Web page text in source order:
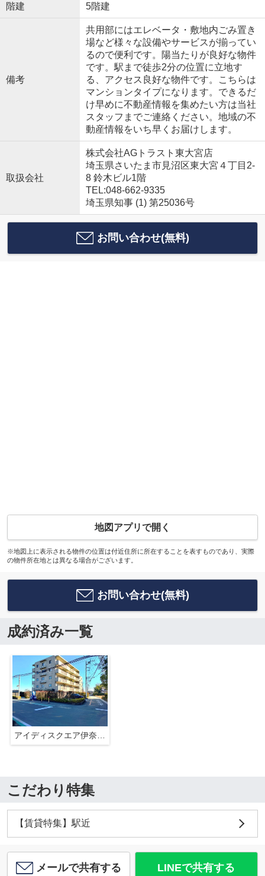
階建 5階建
備考
共用部にはエレベータ・敷地内ごみ置き
場など様々な設備やサービスが揃ってい
るので便利です。陽当たりが良好な物件
です。駅まで徒歩2分の位置に立地す
る、アクセス良好な物件です。こちらは
マンションタイプになります。できるだ
け早めに不動産情報を集めたい方は当社
スタッフまでご連絡ください。地域の不
動産情報をいち早くお届けします。
取扱会社
株式会社AGトラスト東大宮店
埼玉県さいたま市見沼区東大宮４丁目2-
8 鈴木ビル1階
TEL:048-662-9335
埼玉県知事 (1) 第25036号
お問い合わせ(無料)
地図アプリで開く
※地図上に表示される物件の位置は付近住所に所在することを表すものであり、実際
の物件所在地とは異なる場合がございます。
お問い合わせ(無料)
成約済み一覧
アイディスクエア伊奈丸山
こだわり特集
【賃貸特集】駅近
メールで共有する LINEで共有する